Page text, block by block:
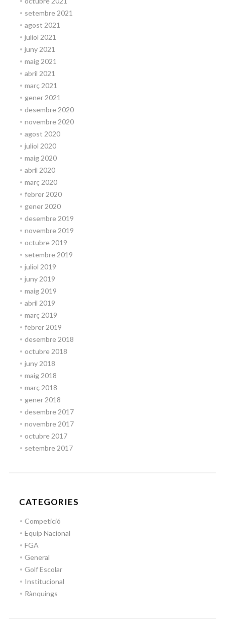
setembre 2021
agost 2021
juliol 2021
juny 2021
maig 2021
abril 2021
març 2021
gener 2021
desembre 2020
novembre 2020
agost 2020
juliol 2020
maig 2020
abril 2020
març 2020
febrer 2020
gener 2020
desembre 2019
novembre 2019
octubre 2019
setembre 2019
juliol 2019
juny 2019
maig 2019
abril 2019
març 2019
febrer 2019
desembre 2018
octubre 2018
juny 2018
maig 2018
març 2018
gener 2018
desembre 2017
novembre 2017
octubre 2017
setembre 2017
CATEGORIES
Competició
Equip Nacional
FGA
General
Golf Escolar
Institucional
Rànquings